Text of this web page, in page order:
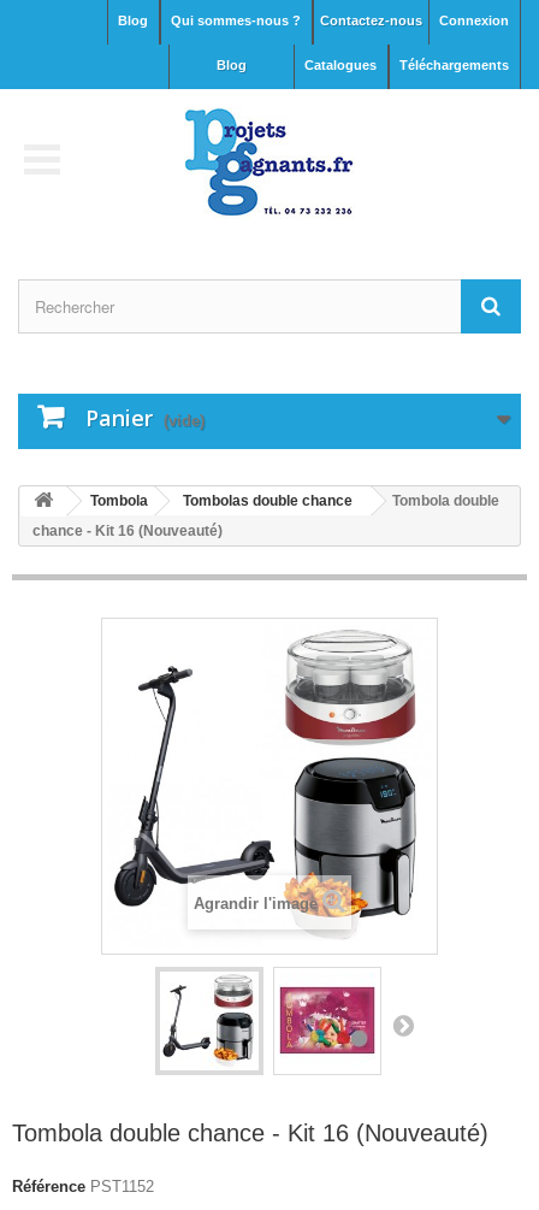
Connexion
Contactez-nous
Qui sommes-nous ?
Blog
Téléchargements
Catalogues
blog
Panier (vide)
Tombola Tombolas double chance
Tombola double
chance - Kit 16 (Nouveauté)
Agrandir l'image
Tombola double chance - Kit 16 (Nouveauté)
Référence PST1152